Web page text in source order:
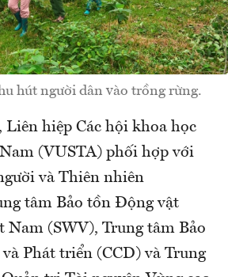
hút người dân vào trồng rừng.
Liên hiệp Các hội khoa học
(VUSTA) phối hợp với
và Thiên nhiên
tâm Bảo tồn Động vật
Nam (SWV), Trung tâm Bảo
Phát triển (CCD) và Trung